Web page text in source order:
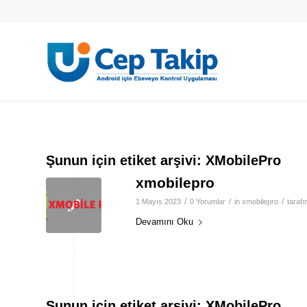
Şunun için etiket arşivi: XMobilePro
xmobilepro
1 Mayıs 2023 / 0 Yorumlar / in xmobilepro /
Devamını Oku